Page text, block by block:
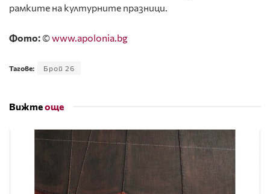
рамките на културните празници.
Фото:©www.apolonia.bg
Тагове: Брой 26
Вижтеоще